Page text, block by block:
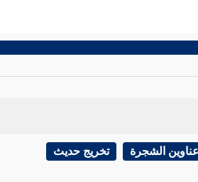
عناوين الشجرة تخريج حديث